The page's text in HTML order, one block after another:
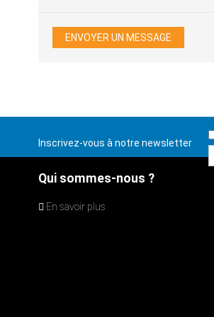
Inscrivez-vous à notre newsletter
Qui sommes-nous ?
En savoir plus